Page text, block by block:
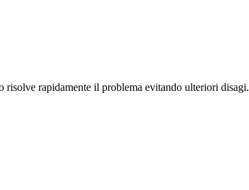
risolve rapidamente il problema evitando ulteriori disagi.